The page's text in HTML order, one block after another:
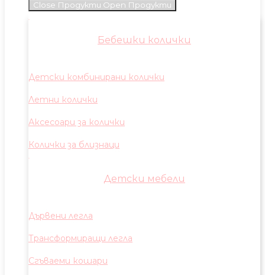
Close Продукти Open Продукти
Бебешки колички
Детски комбинирани колички
Летни колички
Аксесоари за колички
Колички за близнаци
Детски мебели
Дървени легла
Трансформиращи легла
Сгъваеми кошари